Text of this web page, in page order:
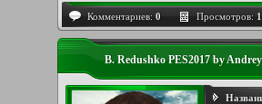
Комментариев: 0 Просмотров:
B. Redushko PES2017 by